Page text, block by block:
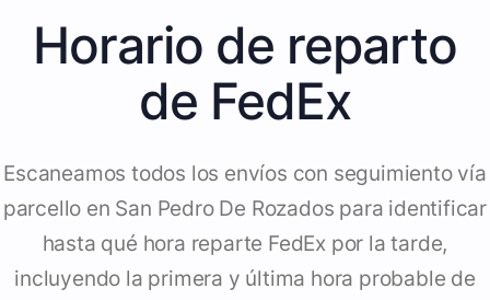
Horario de reparto
de FedEx
Escaneamos todos los envíos con seguimiento vía
parcello en San Pedro De Rozados para identificar
hasta qué hora reparte FedEx por la tarde,
incluyendo la primera y última hora probable de